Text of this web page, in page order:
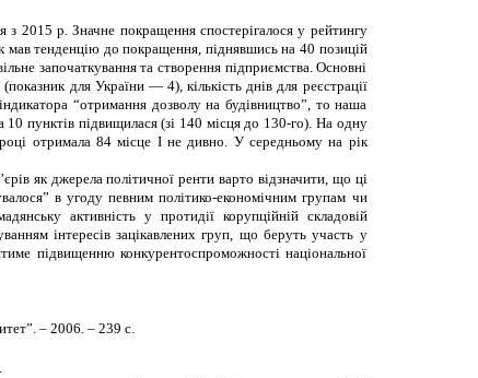
з 2015 р.Значне покращення спостерігалося у рейтингу
мав тенденцію до покращення, піднявшись на 40 позицій
започаткування та створення підприємства. Основні
для України — 4), кількість днів для реєстрації
“отримання дозволу на будівництво”, то наша
пунктів підвищилася (зі 140 місця до 130-го). На одну
отримала 84 місце І не дивно. У середньому на рік
як джерела політичної ренти варто відзначити, що ці
в угоду певним політико-економічним групам чи
активність у протидії корупційній складовій
інтересів зацікавлених груп, що беруть участь у
підвищенню конкурентоспроможності національної
– 2006. – 239 с.